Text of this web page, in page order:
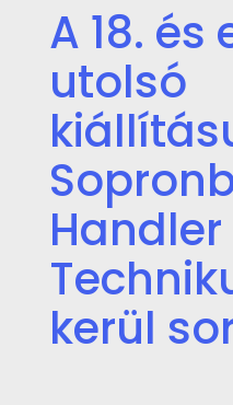
A 18. és
utolsó
kerül